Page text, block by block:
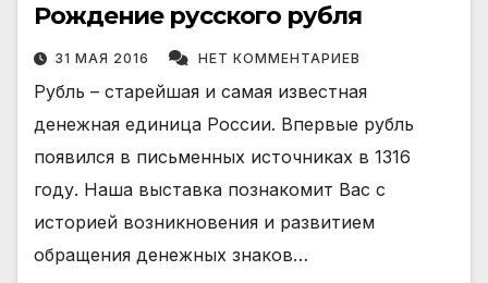
Рождение русского рубля
31 МАЯ 2016 НЕТ КОММЕНТАРИЕВ
Рубль – старейшая и самая известная
денежная единица России. Впервые рубль
появился в письменных источниках в 1316
году. Наша выставка познакомит Вас с
историей возникновения и развитием
обращения денежных знаков…